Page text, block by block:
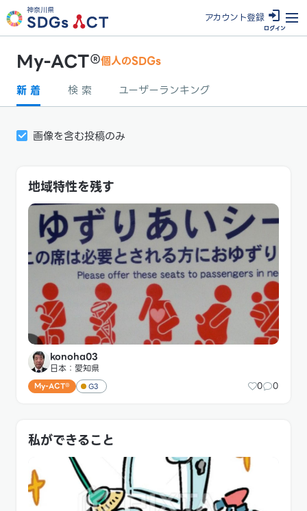
神奈川県
アカウント登録
ログイン
My-ACT®個人のSDGs
新 着
検 索 ユーザーランキング
画像を含む投稿のみ
地域特性を残す
konoha03
日本：愛知県
My-ACT® G3 0 0
私ができること